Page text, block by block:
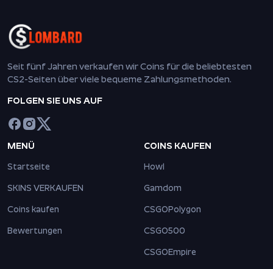
Seit fünf Jahren verkaufen wir Coins für die beliebtesten
CS2-Seiten über viele bequeme Zahlungsmethoden.
FOLGEN SIE UNS AUF
MENÜ
Startseite
SKINS VERKAUFEN
Coins kaufen
Bewertungen
COINS KAUFEN
Howl
Gamdom
CSGOPolygon
CSGO500
CSGOEmpire